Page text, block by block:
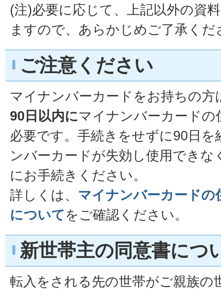
(注)必要に応じて、上記以外の資
ますので、あらかじめご了承くだ
ご注意ください
マイナンバーカードをお持ちの方
90日以内にマイナンバーカードの
必要です。手続きをせずに90日
ンバーカードが失効し使用できな
にお手続きください。
詳しくは、 マイナンバーカードの
についてをご確認ください。
新世帯主の同意書につ
転入をされる先の世帯がご親族の